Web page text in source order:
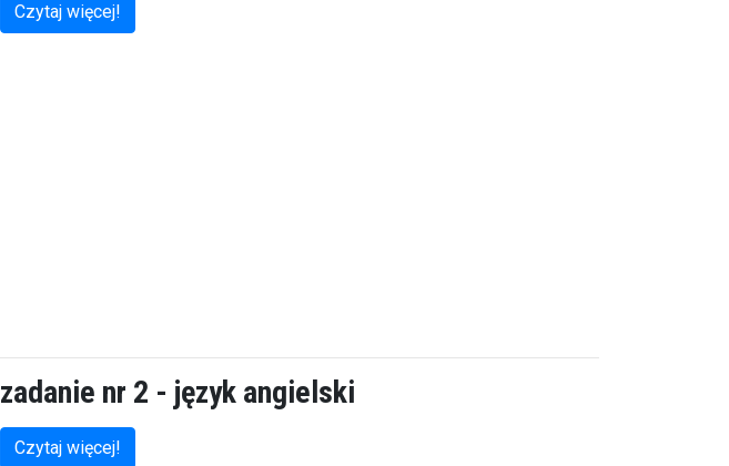
Czytaj więcej!
zadanie nr 2 - język angielski
Czytaj więcej!